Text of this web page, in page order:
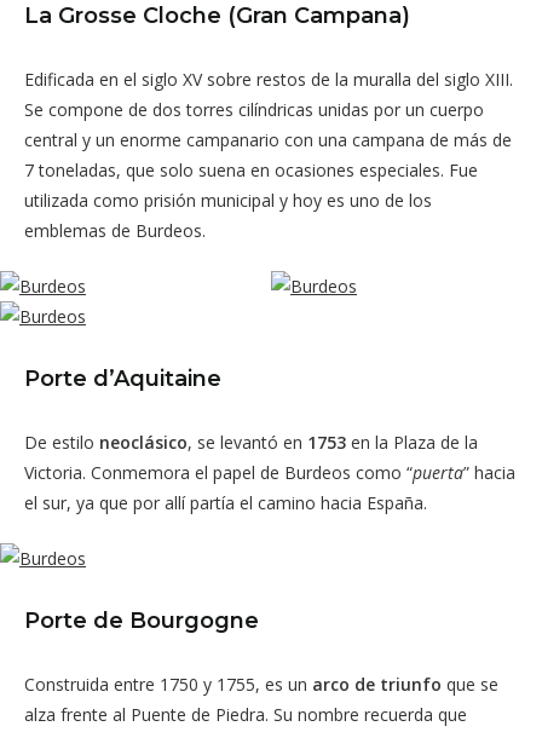
La Grosse Cloche (Gran Campana)
Edificada en el siglo XV sobre restos de la muralla del siglo XIII.
Se compone de dos torres cilíndricas unidas por un cuerpo
central y un enorme campanario con una campana de más de
7 toneladas, que solo suena en ocasiones especiales. Fue
utilizada como prisión municipal y hoy es uno de los
emblemas de Burdeos.
Porte d’Aquitaine
De estilo neoclásico, se levantó en 1753 en la Plaza de la
Victoria. Conmemora el papel de Burdeos como “puerta” hacia
el sur, ya que por allí partía el camino hacia España.
Porte de Bourgogne
Construida entre 1750 y 1755, es un arco de triunfo que se
alza frente al Puente de Piedra. Su nombre recuerda que